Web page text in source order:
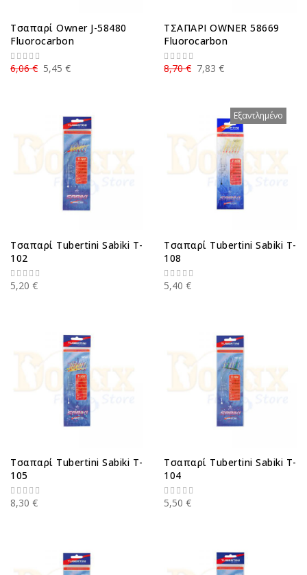
Τσαπαρί Owner J-58480
Fluorocarbon
5,45 €
6,06 €
ΤΣΑΠΑΡΙ OWNER 58669
Fluorocarbon
7,83 €
8,70 €
Τσαπαρί Tubertini Sabiki T-
102
5,20 €
Εξαντλημένο
Τσαπαρί Tubertini Sabiki T-
108
5,40 €
Τσαπαρί Tubertini Sabiki T-
105
8,30 €
Τσαπαρί Tubertini Sabiki T-
104
5,50 €